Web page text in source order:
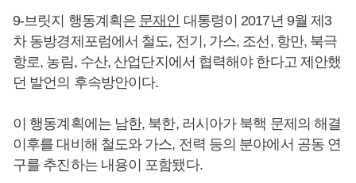
9-브릿지 행동계획은 문재인 대통령이 2017년 9월 제3
차 동방경제포럼에서 철도, 전기, 가스, 조선, 항만, 북극
항로, 농림, 수산, 산업단지에서 협력해야 한다고 제안했
던 발언의 후속방안이다.
이 행동계획에는 남한, 북한, 러시아가 북핵 문제의 해결
이후를 대비해 철도와 가스, 전력 등의 분야에서 공동 연
구를 추진하는 내용이 포함됐다.